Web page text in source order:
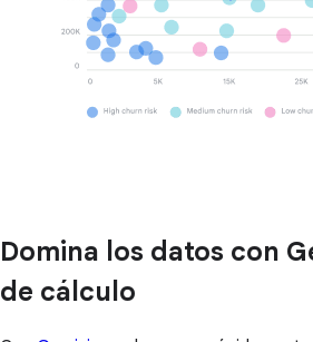
Domina los datos con
de cálculo